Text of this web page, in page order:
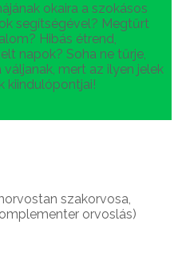
okaira a szokásos
segítségével? Megtűrt
Hibás étrend,
napok? Soha ne tűrje,
mert az ilyen jelek
kiindulópontjai!
szakorvosa,
orvoslás)